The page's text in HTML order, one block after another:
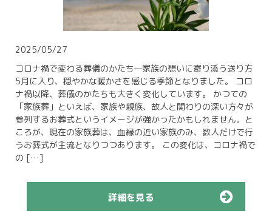
2025/05/27
コロナ禍で変わる葬儀のかたち—家族の想いに寄り添う送り方
5月に入り、穏やかな暖かさを感じる季節となりました。 コロ
ナ禍以降、葬儀のかたちも大きく変化しています。 かつての
「家族葬」といえば、家族や親族、故人と関わりの深い方々が
参列するお葬式というイメージが強かったかもしれません。と
ころが、現在の家族葬は、血縁の近い家族のみ、数人だけで行
うお葬式が主流となりつつあります。 この変化は、コロナ禍で
の […]
詳細を見る